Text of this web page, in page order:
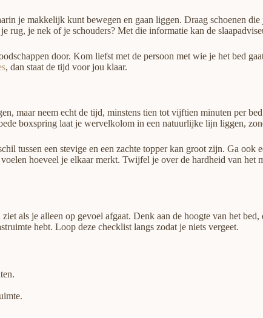
je makkelijk kunt bewegen en gaan liggen. Draag schoenen
rug, je nek of je schouders? Met die informatie kan de
door. Kom liefst met de persoon met wie je het bed
, dan staat de tijd voor jou klaar.
maar neem echt de tijd, minstens tien tot vijftien minuten per
boxspring laat je wervelkolom in een natuurlijke lijn liggen,
tussen een stevige en een zachte topper kan groot zijn. Ga ook
hoeveel je elkaar merkt. Twijfel je over de hardheid van
als je alleen op gevoel afgaat. Denk aan de hoogte van het
hebt. Loop deze checklist langs zodat je niets vergeet.